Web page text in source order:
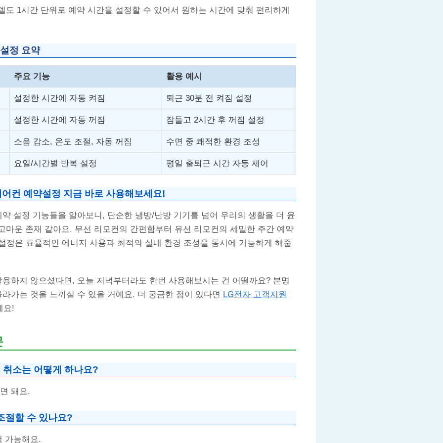
도 1시간 단위로 예약 시간을 설정할 수 있어서 원하는 시간에 맞춰 편리하게
정 요약
주요 기능 활용 예시
설정한 시간에 자동 켜짐 퇴근 30분 전 켜짐 설정
설정한 시간에 자동 꺼짐 잠들고 2시간 후 꺼짐 설정
소음 감소, 온도 조절, 자동 꺼짐 수면 중 쾌적한 환경 조성
요일/시간별 반복 설정 평일 출퇴근 시간 자동 제어
컨 예약설정 지금 바로 사용해보세요!
설정 기능들을 알아보니, 단순한 냉방/난방 기기를 넘어 우리의 생활을 더 윤
마운 존재 같아요. 무선 리모컨의 간편함부터 유선 리모컨의 세밀한 주간 예약
정은 효율적인 에너지 사용과 최적의 실내 환경 조성을 동시에 가능하게 해줍
하지 않으셨다면, 오늘 저녁부터라도 한번 사용해보시는 건 어떨까요? 분명
가는 것을 느끼실 수 있을 거예요. 더 궁금한 점이 있다면 LG전자 고객지원
요!
소는 어떻게 하나요?
돼요.
절할 수 있나요?
가능해요.